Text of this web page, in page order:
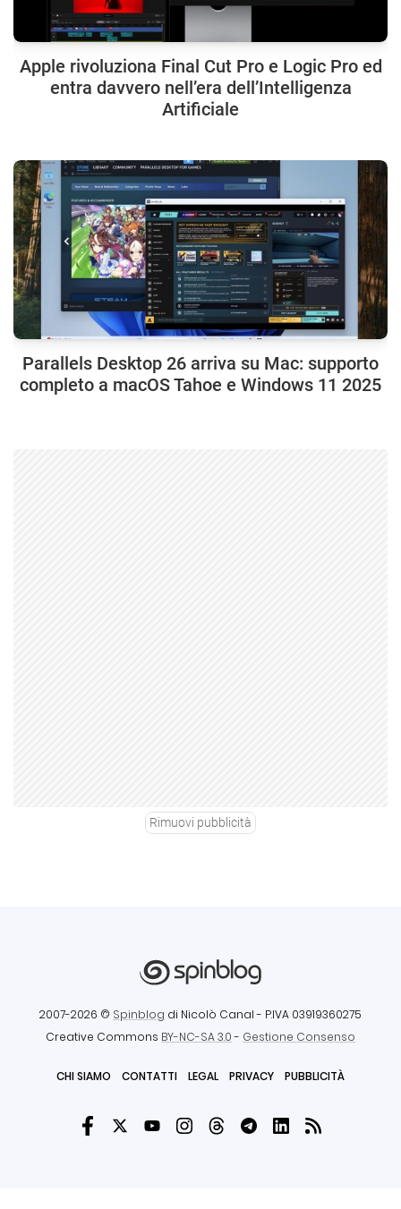
Apple rivoluziona Final Cut Pro e Logic Pro ed
entra davvero nell’era dell’Intelligenza
Artificiale
Parallels Desktop 26 arriva su Mac: supporto
completo a macOS Tahoe e Windows 11 2025
Rimuovi pubblicità
2007-2026 © Spinblog di Nicolò Canal - P.IVA 03919360275
Creative Commons BY-NC-SA 3.0- Gestione Consenso
CHI SIAMO CONTATTI LEGAL PRIVACY PUBBLICITÀ